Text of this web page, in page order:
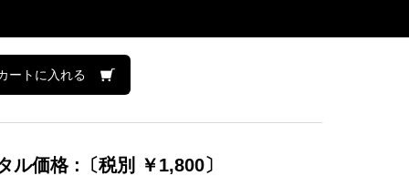
ートに入れる
ル価格 :〔税別 ￥1,800〕